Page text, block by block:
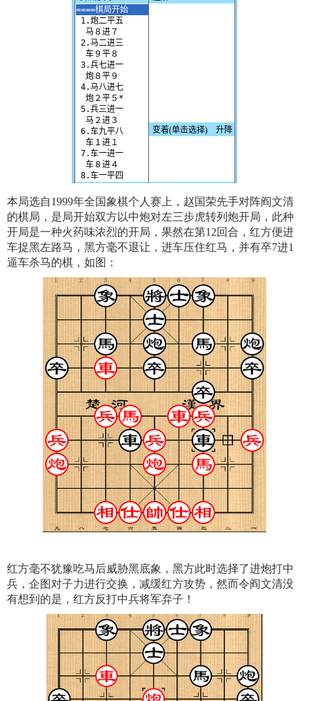
本局选自1999年全国象棋个人赛上，赵国荣先手对阵阎文清
的棋局，是局开始双方以中炮对左三步虎转列炮开局，此种
开局是一种火药味浓烈的开局，果然在第12回合，红方便进
车捉黑左路马，黑方毫不退让，进车压住红马，并有卒7进1
逼车杀马的棋，如图：
红方毫不犹豫吃马后威胁黑底象，黑方此时选择了进炮打中
兵，企图对子力进行交换，减缓红方攻势，然而令阎文清没
有想到的是，红方反打中兵将军弃子！